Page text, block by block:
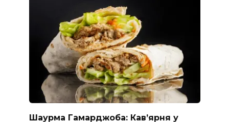
Шаурма Гамарджоба: Кав’ярня у